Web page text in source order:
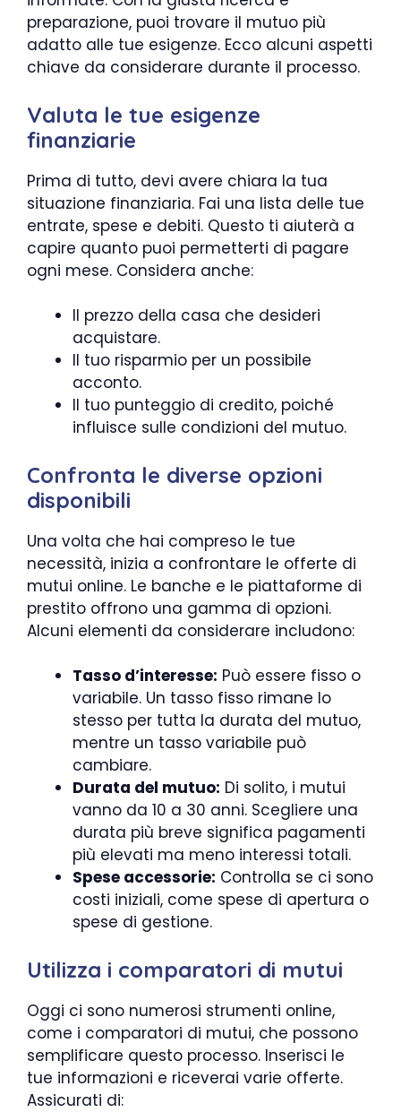
preparazione, puoi trovare il mutuo più
adatto alle tue esigenze. Ecco alcuni aspetti
chiave da considerare durante il processo.
Valuta le tue esigenze
finanziarie
Prima di tutto, devi avere chiara la tua
situazione finanziaria. Fai una lista delle tue
entrate, spese e debiti. Questo ti aiuterà a
capire quanto puoi permetterti di pagare
ogni mese. Considera anche:
Il prezzo della casa che desideri
acquistare.
Il tuo risparmio per un possibile
acconto.
Il tuo punteggio di credito, poiché
influisce sulle condizioni del mutuo.
Confronta le diverse opzioni
disponibili
Una volta che hai compreso le tue
necessità, inizia a confrontare le offerte di
mutui online. Le banche e le piattaforme di
prestito offrono una gamma di opzioni.
Alcuni elementi da considerare includono:
Tasso d’interesse: Può essere fisso o
variabile. Un tasso fisso rimane lo
stesso per tutta la durata del mutuo,
mentre un tasso variabile può
cambiare.
Durata del mutuo: Di solito, i mutui
vanno da 10 a 30 anni. Scegliere una
durata più breve significa pagamenti
più elevati ma meno interessi totali.
Spese accessorie: Controlla se ci sono
costi iniziali, come spese di apertura o
spese di gestione.
Utilizza i comparatori di mutui
Oggi ci sono numerosi strumenti online,
come i comparatori di mutui, che possono
semplificare questo processo. Inserisci le
tue informazioni e riceverai varie offerte.
Assicurati di: